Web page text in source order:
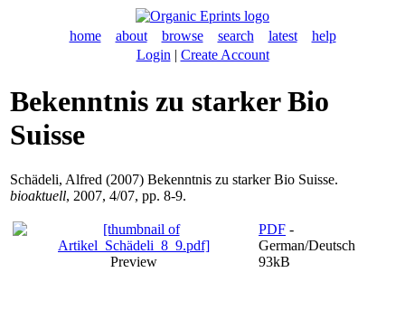
home about browse search latest
help
Login | Create Account
Bekenntnis zu starker Bio
Suisse
Schädeli, Alfred (2007) Bekenntnis zu starker Bio Suisse.
bioaktuell, 2007, 4/07, pp. 8-9.
Preview
PDF -
German/Deutsch
93kB